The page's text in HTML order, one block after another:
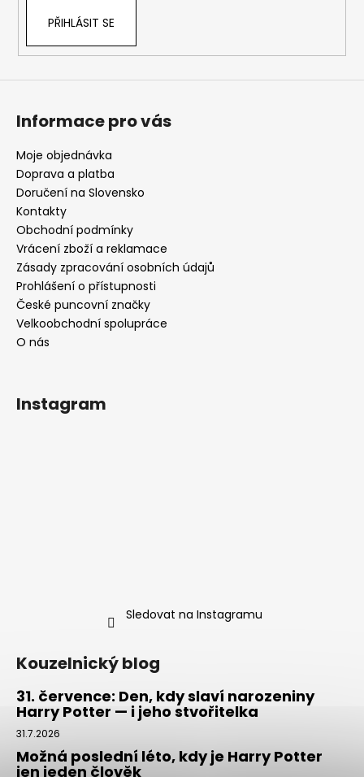
PŘIHLÁSIT SE
Informace pro vás
Moje objednávka
Doprava a platba
Doručení na Slovensko
Kontakty
Obchodní podmínky
Vrácení zboží a reklamace
Zásady zpracování osobních údajů
Prohlášení o přístupnosti
České puncovní značky
Velkoobchodní spolupráce
O nás
Instagram
Sledovat na Instagramu
Kouzelnický blog
31. července: Den, kdy slaví narozeniny
Harry Potter — i jeho stvořitelka
31.7.2026
Možná poslední léto, kdy je Harry Potter
jen jeden člověk